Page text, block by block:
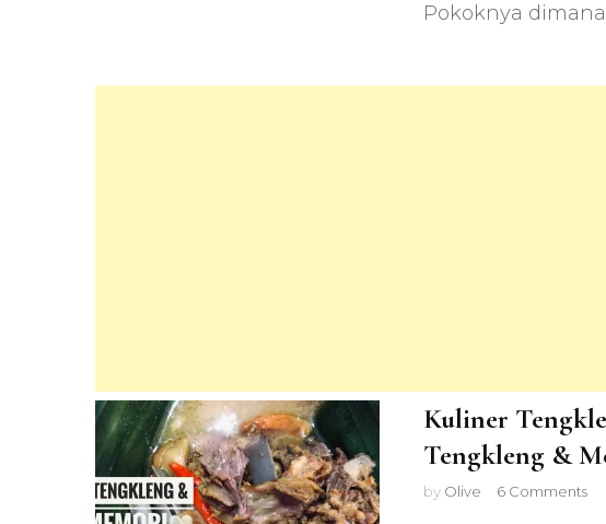
:
&
Pokoknya
Kuliner
Tengkleng &
by Olive 6 Commentson